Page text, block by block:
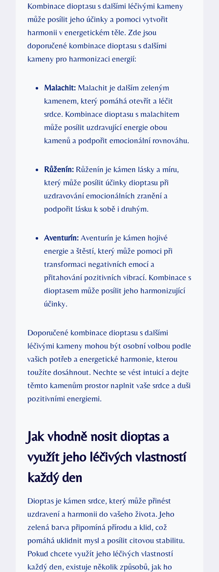
Kombinace dioptasu s dalšími léčivými kameny
může posílit jeho účinky a pomoci vytvořit
harmonii v energetickém těle. Zde jsou
doporučené kombinace dioptasu s dalšími
kameny pro harmonizaci energií:
Malachit: Malachit je dalším zeleným
kamenem, který pomáhá otevřít a léčit
srdce. Kombinace dioptasu s malachitem
může posílit uzdravující energie obou
kamenů a podpořit emocionální rovnováhu.
Růženín: Růženín je kámen lásky a míru,
který může posílit účinky dioptasu při
uzdravování emocionálních zranění a
podpořit lásku k sobě i druhým.
Aventurín: Aventurín je kámen hojivé
energie a štěstí, který může pomoci při
transformaci negativních emocí a
přitahování pozitivních vibrací. Kombinace s
dioptasem může posílit jeho harmonizující
účinky.
Doporučené kombinace dioptasu s dalšími
léčivými kameny mohou být osobní volbou podle
vašich potřeb a energetické harmonie, kterou
toužíte dosáhnout. Nechte se vést intuicí a dejte
těmto kamenům prostor naplnit vaše srdce a duši
pozitivními energiemi.
Jak vhodně nosit dioptas a
využít jeho léčivých vlastností
každý den
Dioptas je kámen srdce, který může přinést
uzdravení a harmonii do vašeho života. Jeho
zelená barva připomíná přírodu a klid, což
pomáhá uklidnit mysl a posílit citovou stabilitu.
Pokud chcete využít jeho léčivých vlastností
každý den, existuje několik způsobů, jak ho